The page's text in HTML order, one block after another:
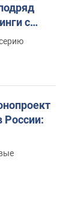
с
России: